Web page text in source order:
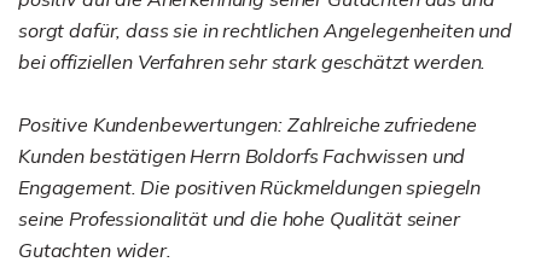
sorgt dafür, dass sie in rechtlichen Angelegenheiten und
bei offiziellen Verfahren sehr stark geschätzt werden.
Positive Kundenbewertungen: Zahlreiche zufriedene
Kunden bestätigen Herrn Boldorfs Fachwissen und
Engagement. Die positiven Rückmeldungen spiegeln
seine Professionalität und die hohe Qualität seiner
Gutachten wider.